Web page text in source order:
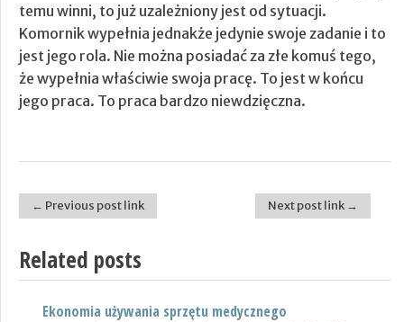
temu winni, to już uzależniony jest od sytuacji.
Komornik wypełnia jednakże jedynie swoje zadanie i to
jest jego rola. Nie można posiadać za złe komuś tego,
że wypełnia właściwie swoja pracę. To jest w końcu
jego praca. To praca bardzo niewdzięczna.
Post navigation
← Previous post link Next post link →
Related posts
Ekonomia używania sprzętu medycznego
Nowoczesne lampy